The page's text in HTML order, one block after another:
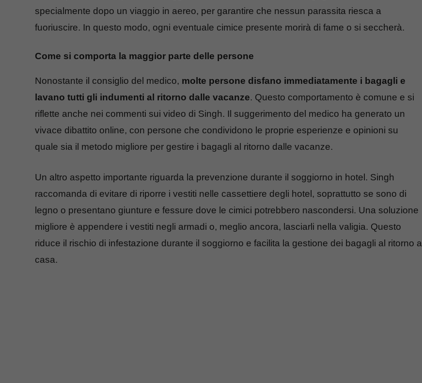
specialmente dopo un viaggio in aereo, per garantire che nessun parassita riesca a
fuoriuscire. In questo modo, ogni eventuale cimice presente morirà di fame o si seccherà.
Come si comporta la maggior parte delle persone
Nonostante il consiglio del medico, molte persone disfano immediatamente i bagagli e
lavano tutti gli indumenti al ritorno dalle vacanze. Questo comportamento è comune e si
riflette anche nei commenti sui video di Singh. Il suggerimento del medico ha generato un
vivace dibattito online, con persone che condividono le proprie esperienze e opinioni su
quale sia il metodo migliore per gestire i bagagli al ritorno dalle vacanze.
Un altro aspetto importante riguarda la prevenzione durante il soggiorno in hotel. Singh
raccomanda di evitare di riporre i vestiti nelle cassettiere degli hotel, soprattutto se sono di
legno o presentano giunture e fessure dove le cimici potrebbero nascondersi. Una soluzione
migliore è appendere i vestiti negli armadi o, meglio ancora, lasciarli nella valigia. Questo
riduce il rischio di infestazione durante il soggiorno e facilita la gestione dei bagagli al ritorno a
casa.